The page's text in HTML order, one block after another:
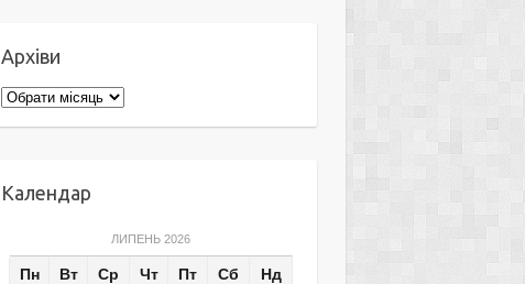
Архіви
Архіви
Календар
ЛИПЕНЬ 2026
Пн Вт Ср Чт Пт Сб Нд